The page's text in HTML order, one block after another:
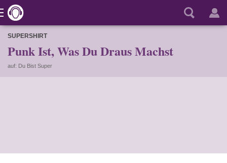
SUPERSHIRT
Punk Ist, Was Du Draus Machst
auf: Du Bist Super